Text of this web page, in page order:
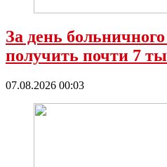
За день
получить почти 7
07.08.2026 00:03